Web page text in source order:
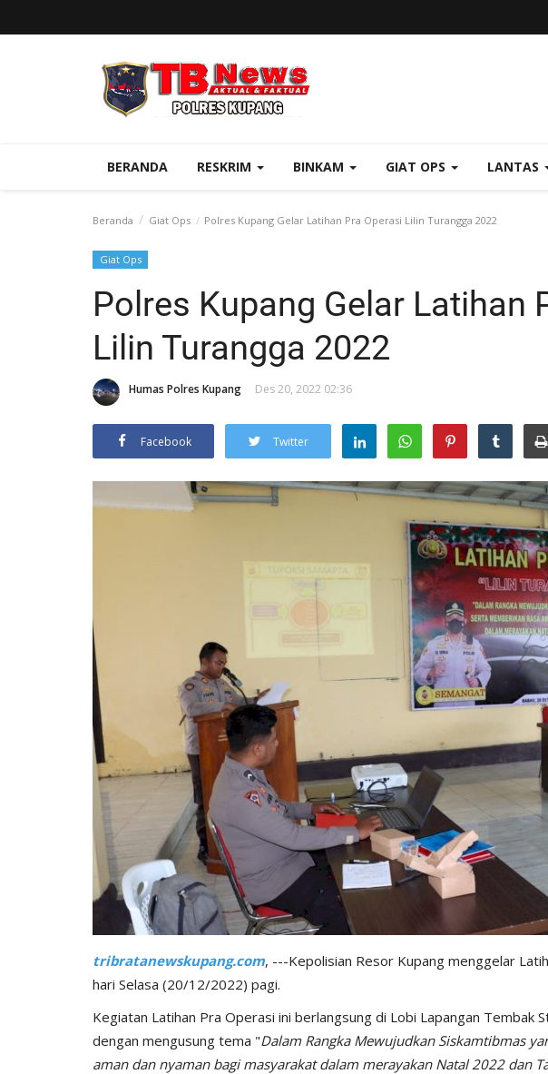
BERANDA RESKRIM BINKAM GIAT OPS LANTAS
Beranda Giat Ops Polres Kupang Gelar Latihan Pra Operasi Lilin Turangga 2022
Giat Ops
Polres Kupang Gelar Latihan
Lilin Turangga 2022
Humas Polres Kupang Des 20, 2022 02:36
Facebook Twitter
tribratanewskupang.com, ---Kepolisian Resor Kupang menggelar
hari Selasa (20/12/2022) pagi.
Kegiatan Latihan Pra Operasi ini berlangsung di Lobi Lapangan Tembak
dengan mengusung tema "Dalam Rangka Mewujudkan Siskamtibmas
aman dan nyaman bagi masyarakat dalam merayakan Natal 2022 dan